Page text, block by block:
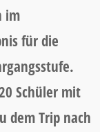
im
für die
Schüler mit
dem Trip nach